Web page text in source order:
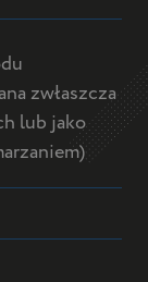
zwłaszcza
lub jako